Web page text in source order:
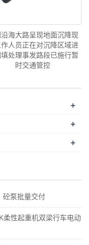
海大路呈现地面沉降现
人员正在对沉降区域进
处理事发路段已施行暂
时交通管控
+
+
+
砼泵批量交付
柔性起重机双梁行车电动